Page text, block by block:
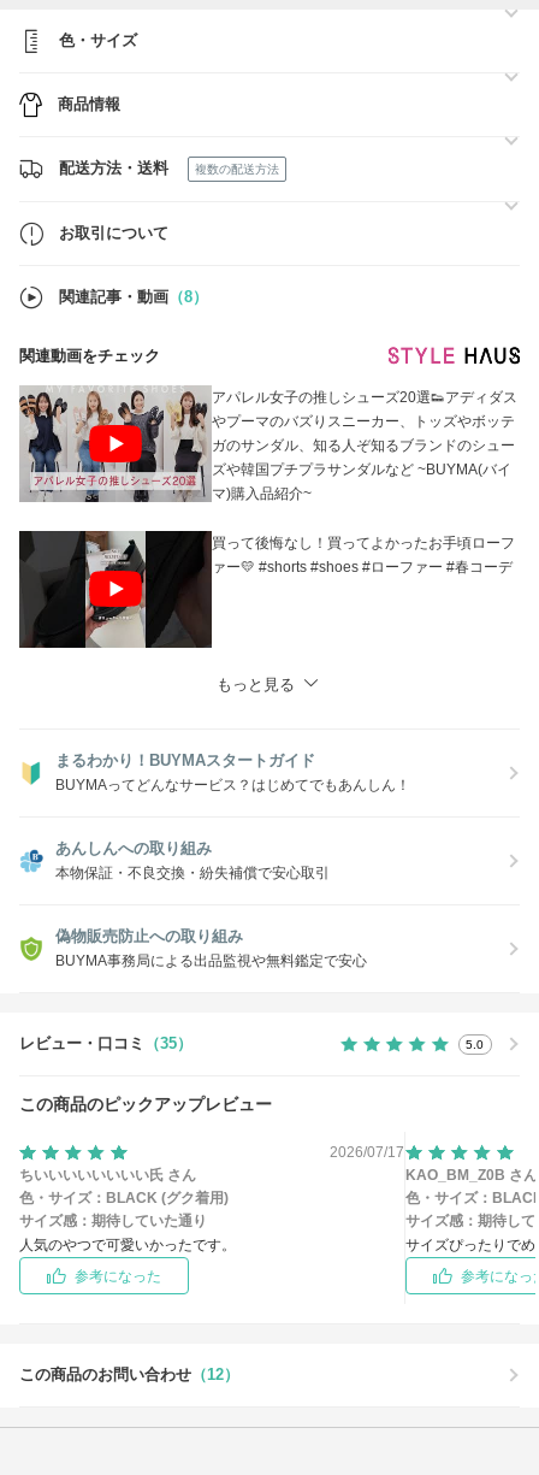
■商品につきましては、韓国国内のデパート、直営店、などで買い付け
ております正規品になりますので、ご安心下さいませ。
換はできかねますのでご了承くださいませ。また、不良品の返品・交換
From Ordinary
色・サイズ
商品情報
配送方法・送料 複数の配送方法
お取引について
関連記事・動画 （8）
関連動画をチェック
アパレル女子の推しシューズ20選👟アディダス
やプーマのバズりスニーカー、トッズやボッテ
ガのサンダル、知る人ぞ知るブランドのシュー
ズや韓国プチプラサンダルなど ~BUYMA(バイ
マ)購入品紹介~
買って後悔なし！買ってよかったお手頃ローフ
ァー💛 #shorts #shoes #ローファー #春コーデ
もっと見る
まるわかり！BUYMAスタートガイド
BUYMAってどんなサービス？はじめてでもあんしん！
あんしんへの取り組み
本物保証・不良交換・紛失補償で安心取引
偽物販売防止への取り組み
BUYMA事務局による出品監視や無料鑑定で安心
レビュー・口コミ （35） 5.0
この商品のピックアップレビュー
2026/07/17
ちいいいいいいいい氏 さん
色・サイズ： BLACK (グク着用)
サイズ感： 期待していた通り
人気のやつで可愛いかったです。
参考になった
KAO_BM_Z0B さん
色・サイズ：
サイズ感： 期待して
サイズぴったりで
参考になっ
この商品のお問い合わせ （12）